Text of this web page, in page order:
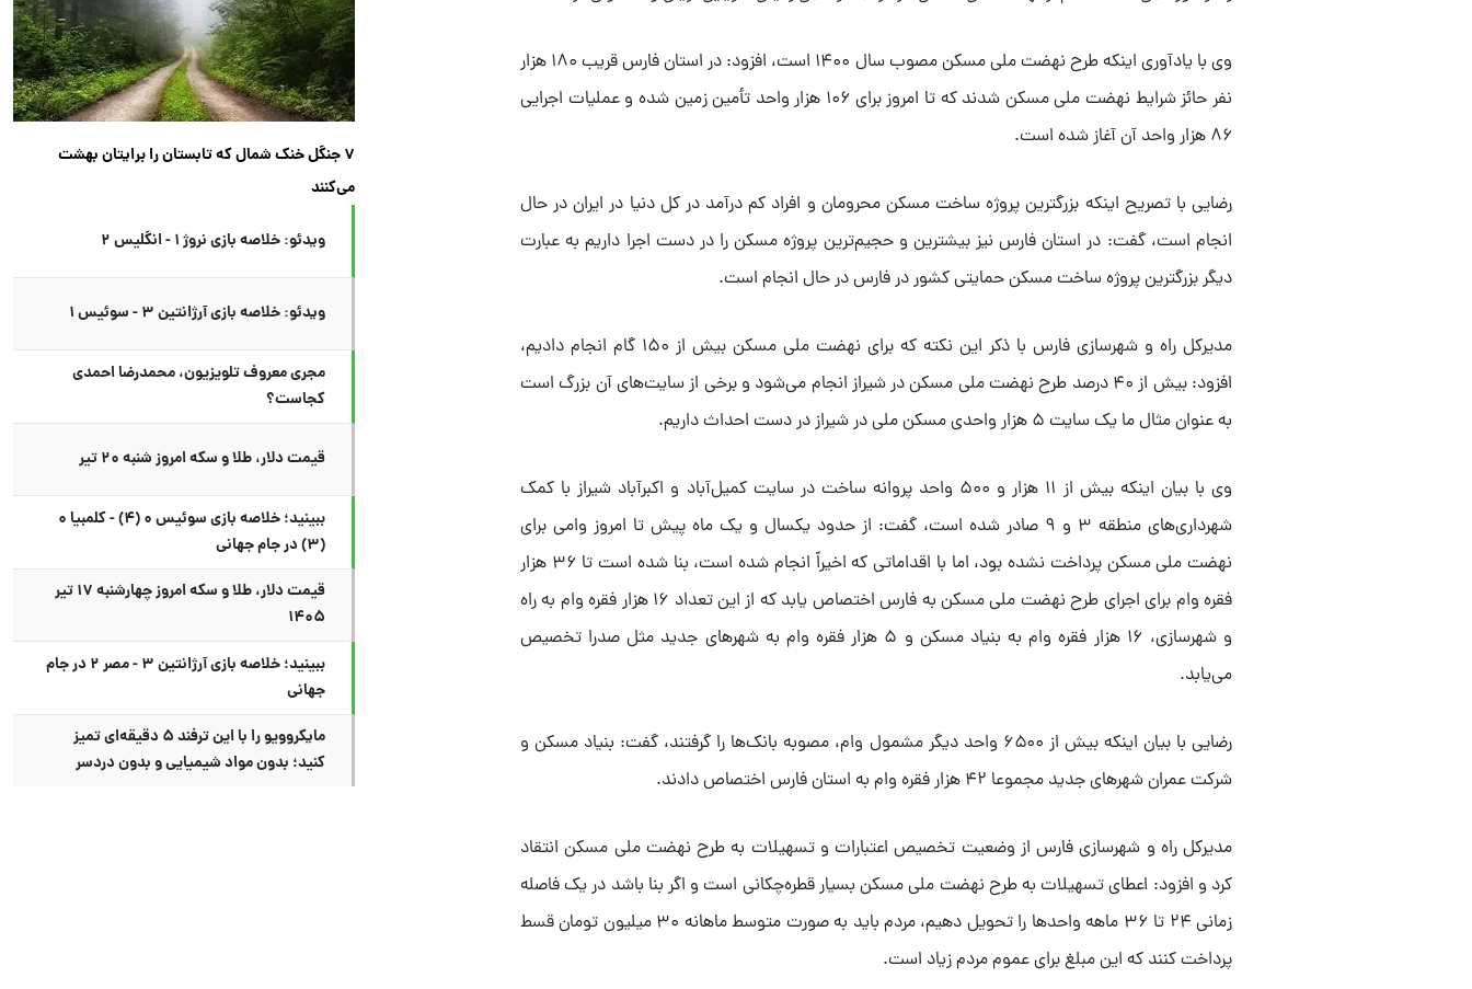
وی با یادآوری اینکه طرح نهضت ملی مسکن مصوب سال ۱۴۰۰ است، افزود: در استان فارس قریب ۱۸۰ هزار
نفر حائز شرایط نهضت ملی مسکن شدند که تا امروز برای ۱۰۶ هزار واحد تأمین زمین شده و عملیات اجرایی
۸۶ هزار واحد آن آغاز شده است.
رضایی با تصریح اینکه بزرگترین پروژه ساخت مسکن محرومان و افراد کم درآمد در کل دنیا در ایران در حال
انجام است، گفت: در استان فارس نیز بیشترین و حجیم‌ترین پروژه مسکن را در دست اجرا داریم به عبارت
دیگر بزرگترین پروژه ساخت مسکن حمایتی کشور در فارس در حال انجام است.
مدیرکل راه و شهرسازی فارس با ذکر این نکته که برای نهضت ملی مسکن بیش از ۱۵۰ گام انجام دادیم،
افزود: بیش از ۴۰ درصد طرح نهضت ملی مسکن در شیراز انجام می‌شود و برخی از سایت‌های آن بزرگ است
به عنوان مثال ما یک سایت ۵ هزار واحدی مسکن ملی در شیراز در دست احداث داریم.
وی با بیان اینکه بیش از ۱۱ هزار و ۵۰۰ واحد پروانه ساخت در سایت کمیل‌آباد و اکبرآباد شیراز با کمک
شهرداری‌های منطقه ۳ و ۹ صادر شده است، گفت: از حدود یکسال و یک ماه پیش تا امروز وامی برای
نهضت ملی مسکن پرداخت نشده بود، اما با اقداماتی که اخیراً انجام شده است، بنا شده است تا ۳۶ هزار
فقره وام برای اجرای طرح نهضت ملی مسکن به فارس اختصاص یابد که از این تعداد ۱۶ هزار فقره وام به راه
و شهرسازی، ۱۶ هزار فقره وام به بنیاد مسکن و ۵ هزار فقره وام به شهر‌های جدید مثل صدرا تخصیص
می‌یابد.
رضایی با بیان اینکه بیش از ۶۵۰۰ واحد دیگر مشمول وام، مصوبه بانک‌ها را گرفتند، گفت: بنیاد مسکن و
شرکت عمران شهر‌های جدید مجموعا ۴۲ هزار فقره وام به استان فارس اختصاص دادند.
مدیرکل راه و شهرسازی فارس از وضعیت تخصیص اعتبارات و تسهیلات به طرح نهضت ملی مسکن انتقاد
کرد و افزود: اعطای تسهیلات به طرح نهضت ملی مسکن بسیار قطره‌چکانی است و اگر بنا باشد در یک فاصله
زمانی ۲۴ تا ۳۶ ماهه واحد‌ها را تحویل دهیم، مردم باید به صورت متوسط ماهانه ۳۰ میلیون تومان قسط
پرداخت کنند که این مبلغ برای عموم مردم زیاد است.
۷ جنگل خنک شمال که تابستان را برایتان بهشت
می‌کنند
ویدئو: خلاصه بازی نروژ ۱ - انگلیس ۲
ویدئو: خلاصه بازی آرژانتین ۳ - سوئیس ۱
مجری معروف تلویزیون، محمدرضا احمدی
کجاست؟
قیمت دلار، طلا و سکه امروز شنبه ۲۰ تیر
ببینید؛ خلاصه بازی سوئیس ۰ (۴) - کلمبیا ۰
(۳) در جام جهانی
قیمت دلار، طلا و سکه امروز چهارشنبه ۱۷ تیر
۱۴۰۵
ببینید؛ خلاصه بازی آرژانتین ۳ - مصر ۲ در جام
جهانی
مایکروویو را با این ترفند ۵ دقیقه‌ای تمیز
کنید؛ بدون مواد شیمیایی و بدون دردسر